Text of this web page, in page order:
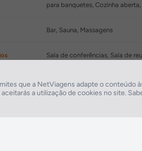
para banquetes, Cozinha
Bar, Sauna, Massagens
Sala de conferências, Sala de
Fitness
que a NetViagens adapte o conteúdo
a utilização de cookies no site.